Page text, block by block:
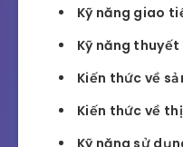
Kỹ năng giao
Kỹ năng
Kiến thức về
Kiến thức về
Kỹ năng sử